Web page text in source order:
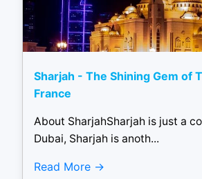
Sharjah - The Shining Gem of
France
About SharjahSharjah is just a
Dubai, Sharjah is anoth...
Read More